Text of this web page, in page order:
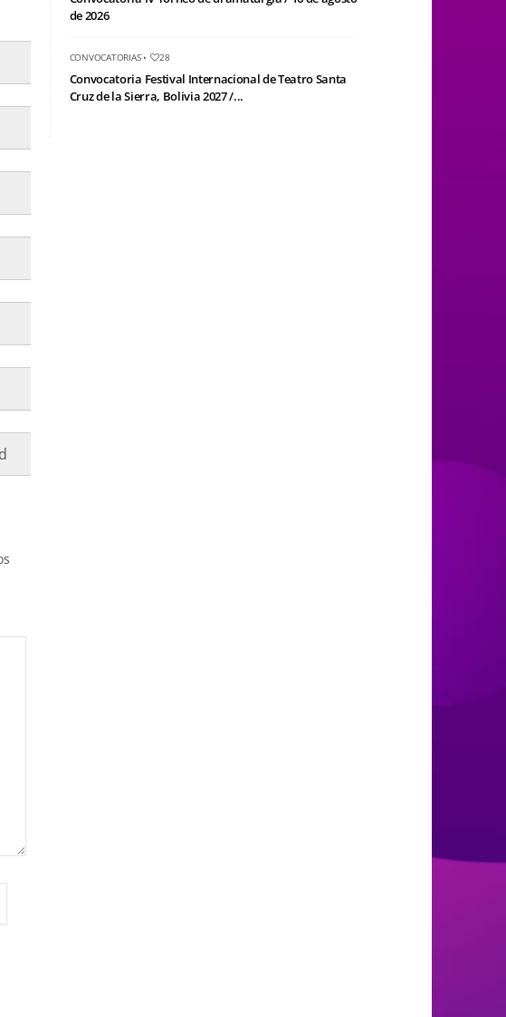
de 2026
CONVOCATORIAS• 28
Convocatoria Festival Internacional de Teatro Santa
Cruz de la Sierra, Bolivia 2027 /...